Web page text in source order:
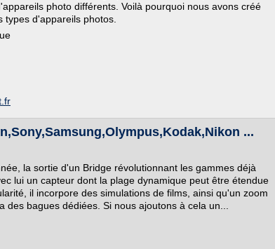
photo différents. Voilà pourquoi nous avons créé
types d'appareils photos.
...
la sortie d'un Bridge révolutionnant les gammes déjà
lui un capteur dont la plage dynamique peut être étendue
il incorpore des simulations de films, ainsi qu'un zoom
bagues dédiées. Si nous ajoutons à cela un...